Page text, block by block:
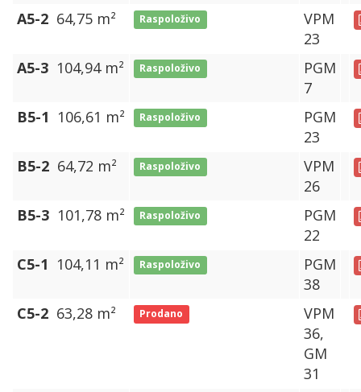
A5-2 64,75 m² Raspoloživo
VPM
23
A5-3 104,94 m² Raspoloživo
PGM
7
B5-1 106,61 m² Raspoloživo
PGM
23
B5-2 64,72 m² Raspoloživo
VPM
26
B5-3 101,78 m² Raspoloživo
PGM
22
C5-1 104,11 m² Raspoloživo
PGM
38
C5-2 63,28 m² Prodano
VPM
36,
GM
31